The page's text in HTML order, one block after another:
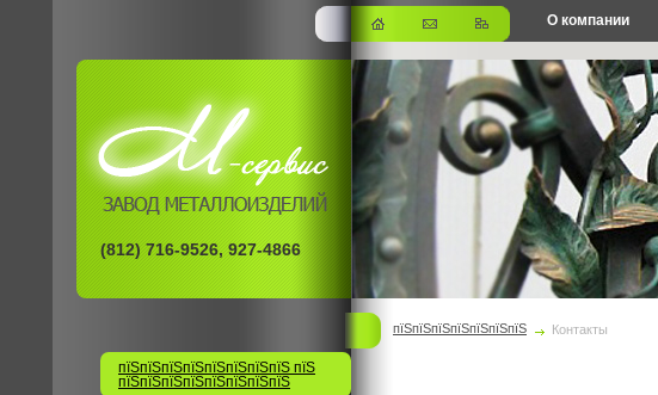
О компании
(812) 716-9526, 927-4866
пїЅпїЅпїЅпїЅпїЅпїЅпїЅпїЅ пїЅ
пїЅпїЅпїЅпїЅпїЅпїЅпїЅпїЅ
пїЅпїЅпїЅпїЅпїЅпїЅпїЅ Контакты